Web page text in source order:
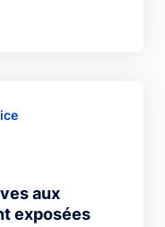
aux
exposées